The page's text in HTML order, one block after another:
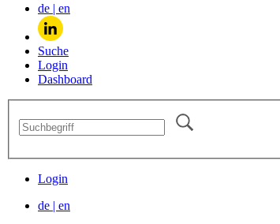
de | en
Suche
Login
Dashboard
Login
de | en